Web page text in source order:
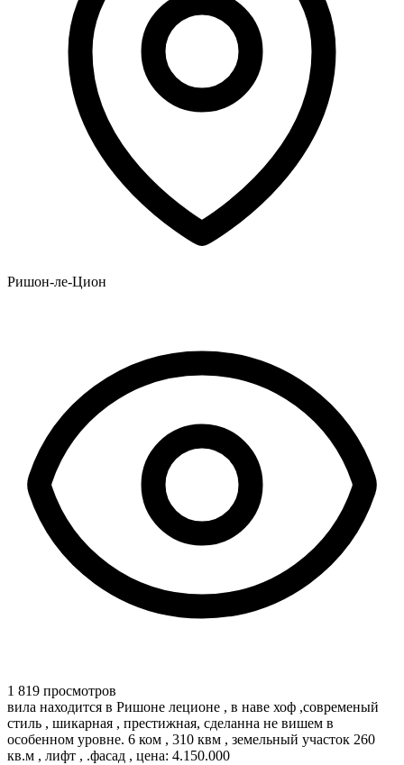
Ришон-ле-Цион
1 819 просмотров
вила находится в Ришоне леционе , в наве хоф ,современый
стиль , шикарная , престижная, сделанна не вишем в
особенном уровне. 6 ком , 310 квм , земельный участок 260
кв.м , лифт , .фасад , цена: 4.150.000